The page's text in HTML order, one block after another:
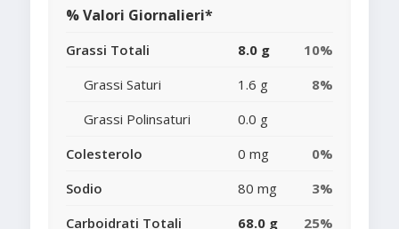
% Valori Giornalieri*
Grassi Totali 8.0 g
10%
Grassi Saturi
1.6 g
8%
Grassi Polinsaturi
0.0 g
Colesterolo
0 mg
0%
Sodio
80 mg
3%
Carboidrati Totali
68.0 g 25%